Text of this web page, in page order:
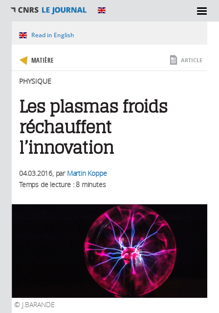
SECTIONS
Vous êtes ici
Read in English
MATIÈRE
PHYSIQUE
ARTICLE
Les plasmas froids
réchauffent
l’innovation
04.03.2016, par Martin Koppe
Temps de lecture : 8 minutes
J.BARANDE